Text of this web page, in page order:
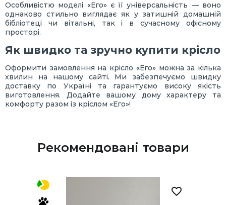
Особливістю моделі «Его» є її універсальність — воно
однаково стильно виглядає як у затишній домашній
бібліотеці чи вітальні, так і в сучасному офісному
просторі.
Як швидко та зручно купити крісло
Оформити замовлення на крісло «Его» можна за кілька
хвилин на нашому сайті. Ми забезпечуємо швидку
доставку по Україні та гарантуємо високу якість
виготовлення. Додайте вашому дому характеру та
комфорту разом із кріслом «Его»!
Рекомендовані товари